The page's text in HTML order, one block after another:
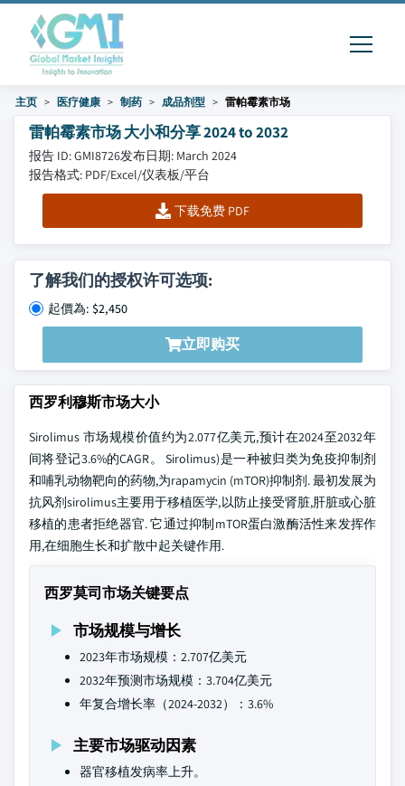
主页 医疗健康 制药 成品剂型 雷帕霉素市场
雷帕霉素市场 大小和分享 2024 to 2032
报告 ID: GMI8726发布日期: March 2024
报告格式: PDF/Excel/仪表板/平台
下载免费 PDF
了解我们的授权许可选项:
起價為: $2,450
立即购买
西罗利穆斯市场大小
Sirolimus 市场规模价值约为2.077亿美元,预计在2024至2032年
间将登记3.6%的CAGR。 Sirolimus)是一种被归类为免疫抑制剂
和哺乳动物靶向的药物,为rapamycin (mTOR)抑制剂. 最初发展为
抗风剂sirolimus主要用于移植医学,以防止接受肾脏,肝脏或心脏
移植的患者拒绝器官. 它通过抑制mTOR蛋白激酶活性来发挥作
用,在细胞生长和扩散中起关键作用.
西罗莫司市场关键要点
市场规模与增长
2023年市场规模：2.707亿美元
2032年预测市场规模：3.704亿美元
年复合增长率（2024-2032）：3.6%
主要市场驱动因素
器官移植发病率上升。